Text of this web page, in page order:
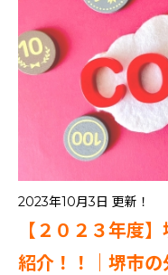
2023年10月3日 更新！
【２０２３年度
紹介！！｜堺市